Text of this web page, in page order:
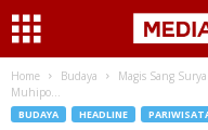
Home Budaya
Magis Sang
Muhipo...
BUDAYA HEADLINE